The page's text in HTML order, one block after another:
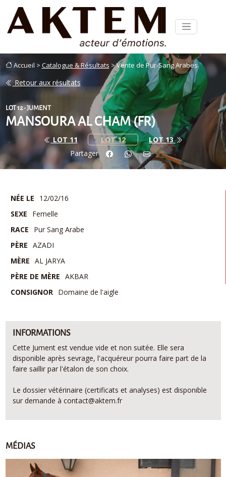
Accueil > Catalogue & Résultats > Vente de Pur-Sang Arabes
Retour aux résultats
LOT 12 - JUMENT
MANSOURA AL CHAM (FR)
LOT 11 LOT 12
LOT 13
Partager
NÉE LE
12/02/16
SEXE
Femelle
RACE
Pur Sang Arabe
PÈRE AZADI
MÈRE AL JARYA
PÈRE DE MÈRE AKBAR
CONSIGNOR
Domaine de l'aigle
INFORMATIONS
Cette Jument est vendue vide et non suitée. Elle sera
disponible après sevrage, l'acquéreur pourra faire part de la
faire saillir par l'étalon de son choix.
Le dossier vétérinaire (certificats et analyses) est disponible
sur demande à contact@aktem.fr
MÉDIAS